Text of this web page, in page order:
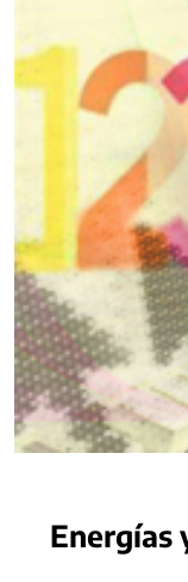
Energías